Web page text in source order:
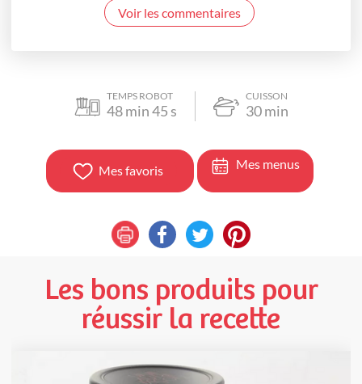
Voir les commentaires
TEMPS ROBOT
48min45 s
CUISSON
30min
Mes favoris Mes menus
Les bons produits pour
réussir la recette